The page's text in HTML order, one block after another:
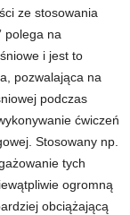
ze stosowania
polega na
i jest to
pozwalająca na
podczas
ćwiczeń
Stosowany np.
tych
ogromną
obciążającą